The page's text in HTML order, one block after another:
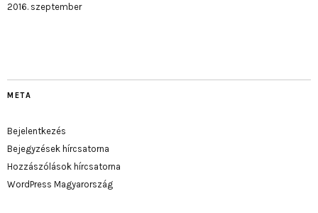
2016. szeptember
META
Bejelentkezés
Bejegyzések hírcsatorna
Hozzászólások hírcsatorna
WordPress Magyarország